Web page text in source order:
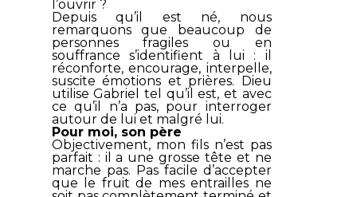
l’ouvrir ?
Depuis qu’il est né, nous
remarquons que beaucoup de
personnes fragiles ou en
souffrance s’identifient à lui : il
réconforte, encourage, interpelle,
suscite émotions et prières. Dieu
utilise Gabriel tel qu’il est, et avec
ce qu’il n’a pas, pour interroger
autour de lui et malgré lui.
Pour moi, son père
Objectivement, mon fils n’est pas
parfait : il a une grosse tête et ne
marche pas. Pas facile d’accepter
que le fruit de mes entrailles ne